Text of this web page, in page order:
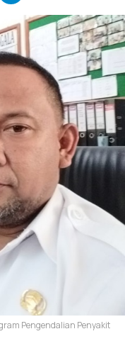
Pengendalian Penyakit